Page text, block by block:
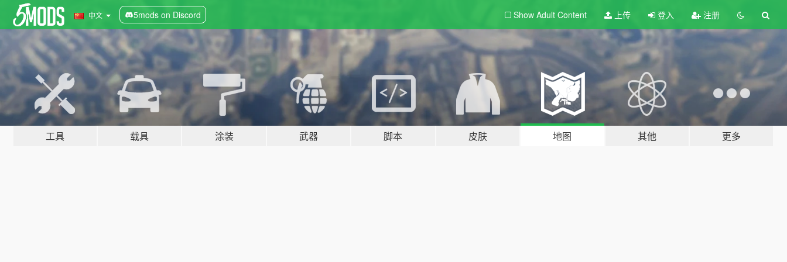
中文 5mods on Discord Show Adult Content 上传 登入 注册
工具 载具 涂装 武器 脚本 皮肤 地图 其他 更多